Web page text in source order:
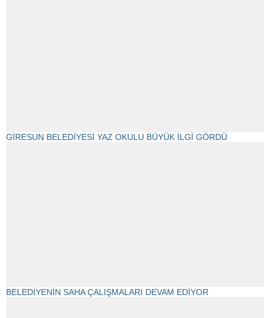
GİRESUN BELEDİYESİ YAZ OKULU BÜYÜK İLGİ GÖRDÜ
BELEDİYENİN SAHA ÇALIŞMALARI DEVAM EDİYOR